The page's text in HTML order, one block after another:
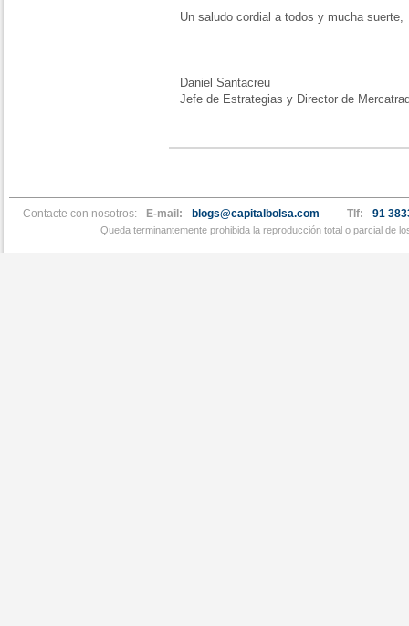
Un saludo cordial a todos y mucha suerte,
Daniel Santacreu
Jefe de Estrategias y Director de
Contacte con nosotros: E-mail: blogs@capitalbolsa.com Tlf: 91
Queda terminantemente prohibida la reproducción total o parcial de